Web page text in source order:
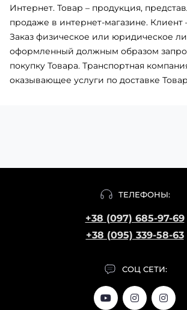
Интернет. Товар – продукция,
продаже в интернет-магазине. Клиент
Заказ физическое или юридическое
оформленный должным образом
покупку Товара. Транспортная
оказывающее услуги по доставке
ТЕЛЕФОНЫ:
+38 (097) 685-97-69
+38 (095) 339-58-63
СОЦ СЕТИ: